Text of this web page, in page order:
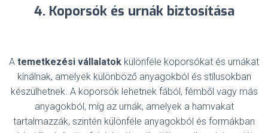
4. Koporsók és urnák biztosítása
A temetkezési vállalatok különféle koporsókat és urnákat
kínálnak, amelyek különböző anyagokból és stílusokban
készülhetnek. A koporsók lehetnek fából, fémből vagy más
anyagokból, míg az urnák, amelyek a hamvakat
tartalmazzák, szintén különféle anyagokból és formákban